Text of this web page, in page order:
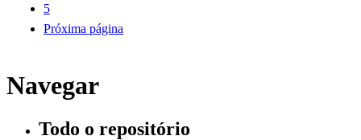
5
Próxima página
Navegar
Todo o repositório